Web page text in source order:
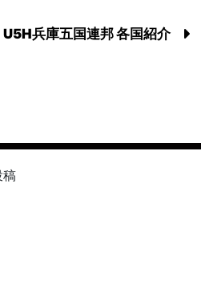
U5H兵庫五国連邦 各国紹介
稿